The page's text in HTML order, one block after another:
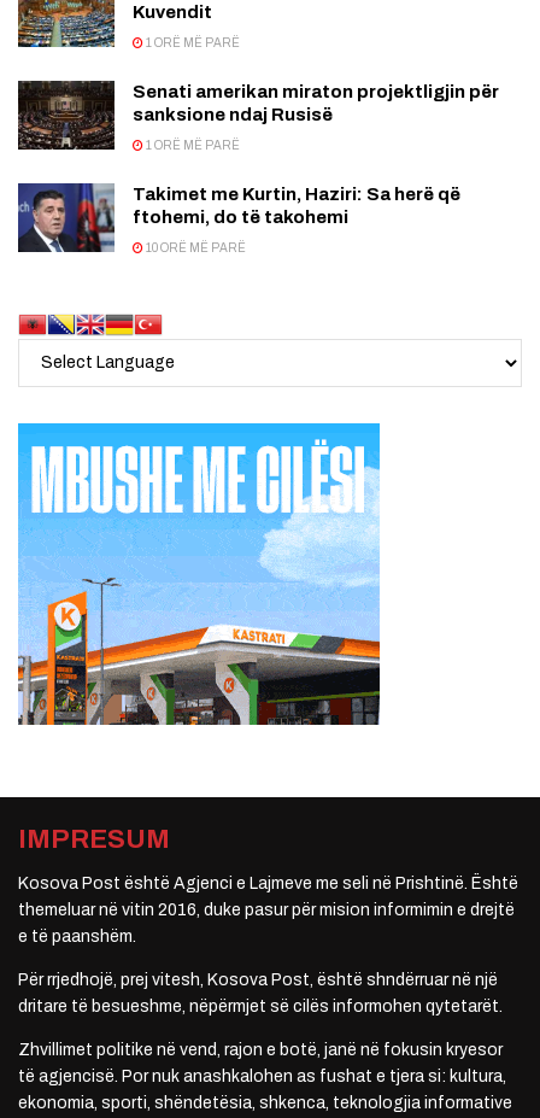
Kuvendit
1 ORË MË PARË
Senati amerikan miraton projektligjin për
sanksione ndaj Rusisë
1 ORË MË PARË
Takimet me Kurtin, Haziri: Sa herë që
ftohemi, do të takohemi
10 ORË MË PARË
IMPRESUM
Kosova Post është Agjenci e Lajmeve me seli në Prishtinë. Është
themeluar në vitin 2016, duke pasur për mision informimin e drejtë
e të paanshëm.
Për rrjedhojë, prej vitesh, Kosova Post, është shndërruar në një
dritare të besueshme, nëpërmjet së cilës informohen qytetarët.
Zhvillimet politike në vend, rajon e botë, janë në fokusin kryesor
të agjencisë. Por nuk anashkalohen as fushat e tjera si: kultura,
ekonomia, sporti, shëndetësia, shkenca, teknologjia informative